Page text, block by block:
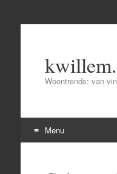
Woontrends: van
Menu